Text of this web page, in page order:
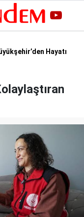
Hayatı